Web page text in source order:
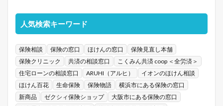
人気検索キーワード
保険相談 保険の窓口 ほけんの窓口
保険見直し本舗
保険クリニック
共済の相談窓口
こくみん共済 coop ＜全労済＞
住宅ローンの相談窓口
ARUHI（アルヒ）
イオンのほけん相談
ほけん百花
生命保険 保険物語
横浜市にある保険の窓口
新商品
ゼクシィ保険ショップ
大阪市にある保険の窓口